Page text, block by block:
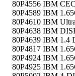
80P4556 IBM
80P4589 IBM
80P4610 IBM
80P4638 IBM
80P4639 IBM 1.4
80P4817 IBM
80P4924 IBM
80P4925 IBM